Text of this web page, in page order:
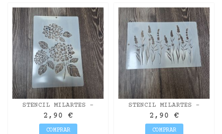
STENCIL MILARTES -
HORTENSIAS 20X30
2,90 €
COMPRAR
STENCIL MILARTES -
LAVANDA 20X30
2,90 €
COMPRAR